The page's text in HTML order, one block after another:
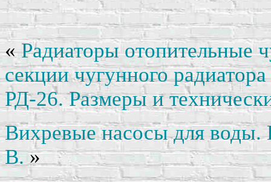
«Радиаторы отопительные
секции чугунного
РД-26. Размеры и
Вихревые насосы для
В.»